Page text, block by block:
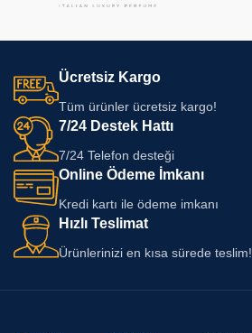
Ücretsiz Kargo
Tüm ürünler ücretsiz kargo!
7/24 Destek Hattı
7/24 Telefon desteği
Online Ödeme İmkanı
Kredi kartı ile ödeme imkanı
Hızlı Teslimat
Ürünlerinizi en kısa sürede teslim!